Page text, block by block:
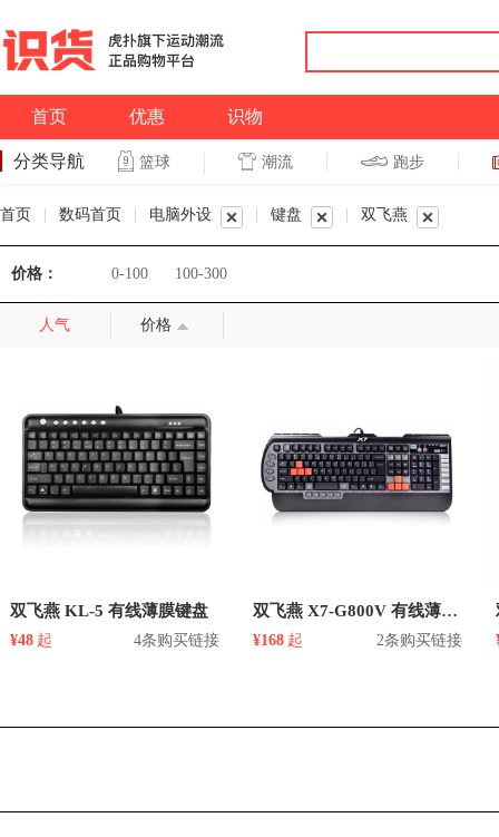
首页 优惠 识物
分类导航 篮球 潮流 跑步
首页 数码首页 电脑外设 键盘 双飞燕
价格： 0-100 100-300
人气 价格
双飞燕 KL-5 有线薄膜键盘
¥48 起 4条购买链接
双飞燕 X7-G800V 有线薄膜键盘
¥168 起 2条购买链接